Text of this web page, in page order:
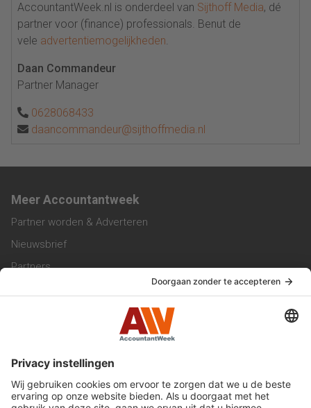
AccountantWeek.nl is onderdeel van Sijthoff Media, dé
partner voor (finance) professionals. Benut de
vele advertentiemogelijkheden.
Daan Commandeur
Partner Manager
0628068433
daancommandeur@sijthoffmedia.nl
Meer Accountantweek
Partner worden & Adverteren
Nieuwsbrief
Partners
Werken bij ons
Privacy Statement